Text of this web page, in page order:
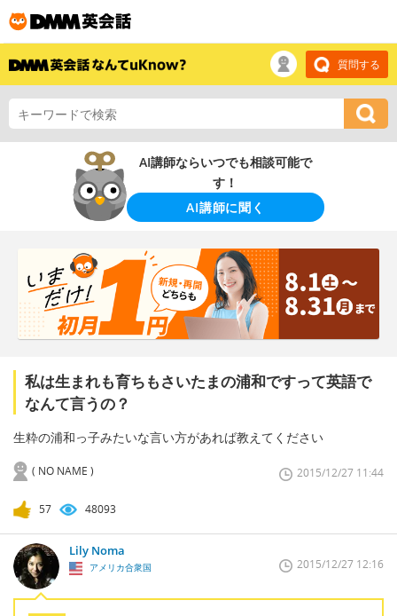
質問する
AI講師ならいつでも相談可能で
す！
AI講師に聞く
私は生まれも育ちもさいたまの浦和ですって英語で
なんて言うの？
生粋の浦和っ子みたいな言い方があれば教えてください
( NO NAME ) 2015/12/27 11:44
57 48093
Lily Noma
アメリカ合衆国 2015/12/27 12:16